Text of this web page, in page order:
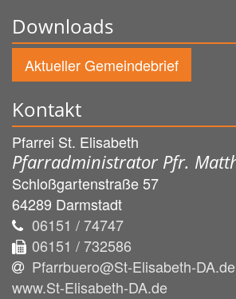
Downloads
Aktueller Gemeindebrief
Kontakt
Pfarrei St. Elisabeth
Pfarradministrator Pfr.
Schloßgartenstraße 57
64289 Darmstadt
06151 / 74747
06151 / 732586
Pfarrbuero@St-Elisabeth-DA.de
www.St-Elisabeth-DA.de